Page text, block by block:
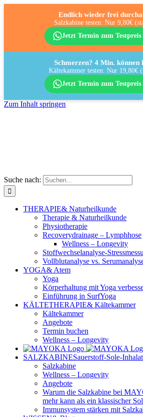
Endlich wieder frei
Salzkabine testen: Nur 9,80€
Jetzt Termin zum Testpreis
Schmerzen? 4 Min. können
Kältekammer testen: Nur 19,80€
Jetzt Termin zum Testpreis
Zum Inhalt springen
Suche nach:
THERAPIE& Naturheilkunde
Therapie & Naturheilkunde
Physiotherapie
Recoverydrainage – Lymphhose
Wellness – Longevity
Stoffwechselanalyse-
Vollblutanalyse vs.
YOGA& Atem
Yoga
Körperhaltung mit Yoga
Einführung in SurfYoga
KÄLTETHERAPIE& Kältekammer
Kältekammer
Angebote
Termin buchen
Wellness – Longevity
SALZKABINESauerstoff-Sole-
Salzkabine
Wellness – Longevity
Angebote
Warum die Salzkabine bei
mehr kann als ein klassischer
Immunsystem stärken mit